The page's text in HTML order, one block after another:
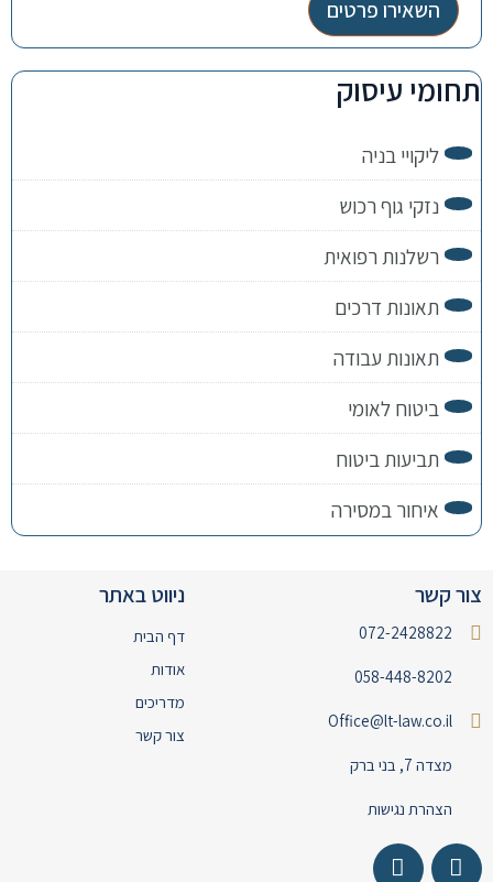
השאירו פרטים
תחומי עיסוק
ליקויי בניה
נזקי גוף רכוש
רשלנות רפואית
תאונות דרכים
תאונות עבודה
ביטוח לאומי
תביעות ביטוח
איחור במסירה
צור קשר
072-2428822
058-448-8202
Office@lt-law.co.il
מצדה 7, בני ברק
הצהרת נגישות
ניווט באתר
דף הבית
אודות
מדריכים
צור קשר